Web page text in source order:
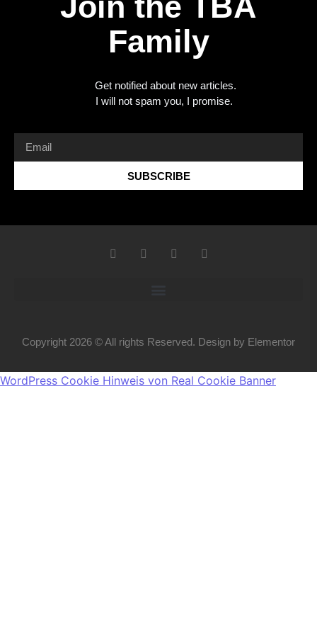
Family
Get notified about new articles.
I will not spam you, I promise.
SUBSCRIBE
Copyright 2026 © All rights Reserved. Design by Elementor
WordPress Cookie Hinweis von Real Cookie Banner